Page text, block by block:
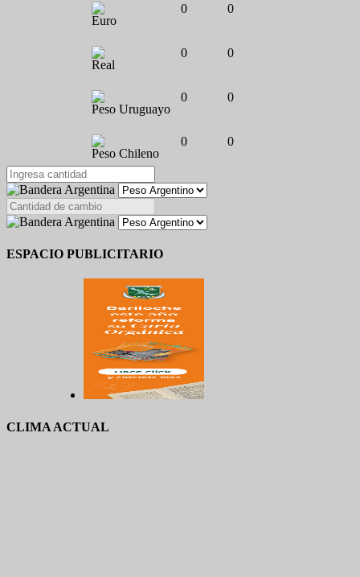
Euro
0 0
Real
0 0
Peso Uruguayo
0 0
Peso Chileno
0 0
ESPACIO PUBLICITARIO
CLIMA ACTUAL